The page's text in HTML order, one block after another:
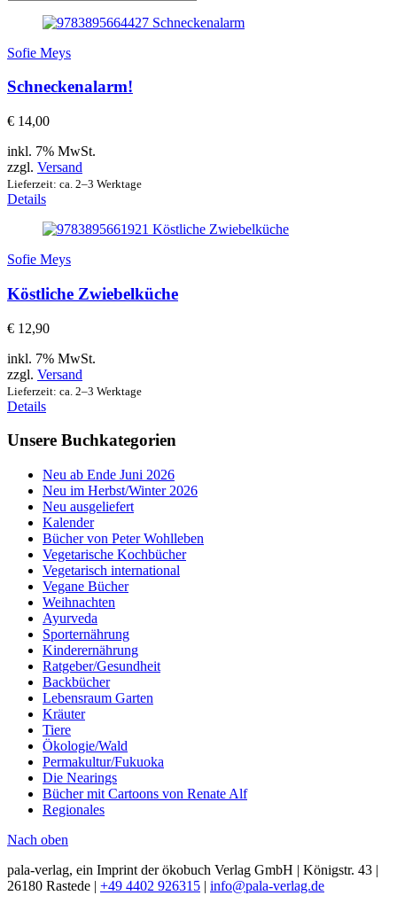
Sofie Meys
Schneckenalarm!
€ 14,00
inkl. 7% MwSt.
zzgl. Versand
Lieferzeit: ca. 2–3 Werktage
Details
Sofie Meys
Köstliche Zwiebelküche
€ 12,90
inkl. 7% MwSt.
zzgl. Versand
Lieferzeit: ca. 2–3 Werktage
Details
Unsere Buchkategorien
Neu ab Ende Juni 2026
Neu im Herbst/Winter 2026
Neu ausgeliefert
Kalender
Bücher von Peter Wohlleben
Vegetarische Kochbücher
Vegetarisch international
Vegane Bücher
Weihnachten
Ayurveda
Sporternährung
Kinderernährung
Ratgeber/Gesundheit
Backbücher
Lebensraum Garten
Kräuter
Tiere
Ökologie/Wald
Permakultur/Fukuoka
Die Nearings
Bücher mit Cartoons von Renate Alf
Regionales
Nach oben
pala-verlag, ein Imprint der ökobuch Verlag GmbH | Königstr. 43 |
26180 Rastede | +49 4402 926315 | info@pala-verlag.de